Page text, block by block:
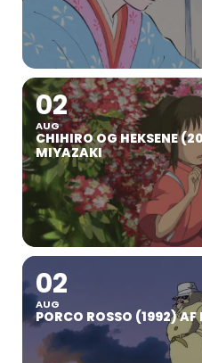
02
AUG
CHIHIRO OG HEKSENE
MIYAZAKI
02
AUG
PORCO ROSSO (1992)